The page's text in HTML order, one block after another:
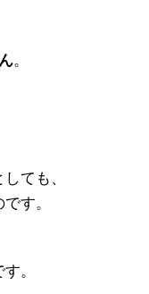
。
ても、
す。
。